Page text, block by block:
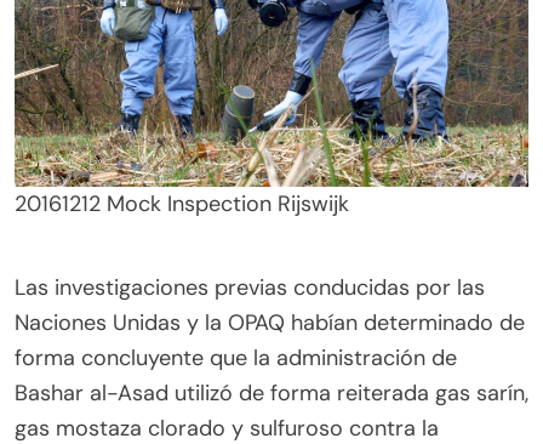
20161212 Mock Inspection Rijswijk
Las investigaciones previas conducidas por las
Naciones Unidas y la OPAQ habían determinado de
forma concluyente que la administración de
Bashar al-Asad utilizó de forma reiterada gas sarín,
gas mostaza clorado y sulfuroso contra la